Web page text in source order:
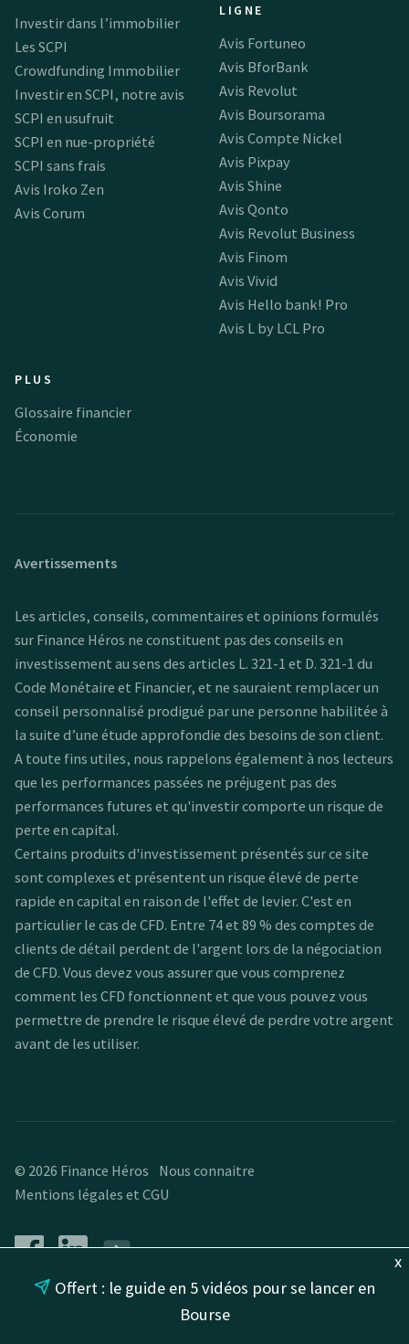
x
Offert : le guide en 5 vidéos pour se lancer en
Bourse
Investir dans l’immobilier
Les SCPI
Crowdfunding Immobilier
Investir en SCPI, notre avis
SCPI en usufruit
SCPI en nue-propriété
SCPI sans frais
Avis Iroko Zen
Avis Corum
LIGNE
Avis Fortuneo
Avis BforBank
Avis Revolut
Avis Boursorama
Avis Compte Nickel
Avis Pixpay
Avis Shine
Avis Qonto
Avis Revolut Business
Avis Finom
Avis Vivid
Avis Hello bank! Pro
Avis L by LCL Pro
PLUS
Glossaire financier
Économie
Avertissements
Les articles, conseils, commentaires et opinions formulés
sur Finance Héros ne constituent pas des conseils en
investissement au sens des articles L. 321-1 et D. 321-1 du
Code Monétaire et Financier, et ne sauraient remplacer un
conseil personnalisé prodigué par une personne habilitée à
la suite d’une étude approfondie des besoins de son client.
A toute fins utiles, nous rappelons également à nos lecteurs
que les performances passées ne préjugent pas des
performances futures et qu'investir comporte un risque de
perte en capital.
Certains produits d'investissement présentés sur ce site
sont complexes et présentent un risque élevé de perte
rapide en capital en raison de l'effet de levier. C'est en
particulier le cas de CFD. Entre 74 et 89 % des comptes de
clients de détail perdent de l'argent lors de la négociation
de CFD. Vous devez vous assurer que vous comprenez
comment les CFD fonctionnent et que vous pouvez vous
permettre de prendre le risque élevé de perdre votre argent
avant de les utiliser.
© 2026 Finance Héros
Nous connaitre
Mentions légales et CGU
★ ★ ★ ★★